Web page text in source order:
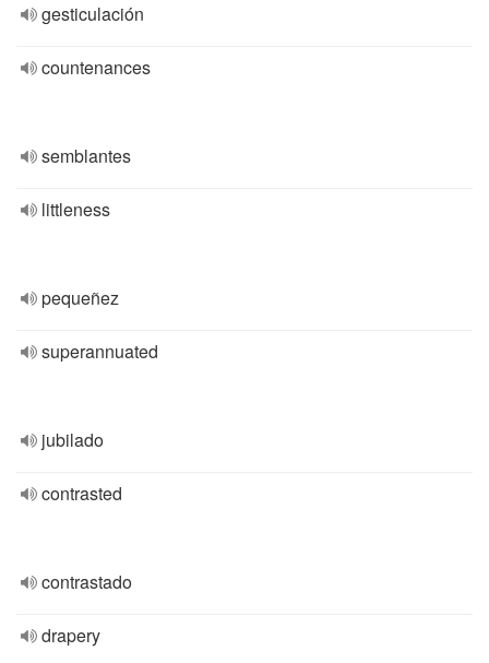
gesticulación
countenances
semblantes
littleness
pequeñez
superannuated
jubilado
contrasted
contrastado
drapery